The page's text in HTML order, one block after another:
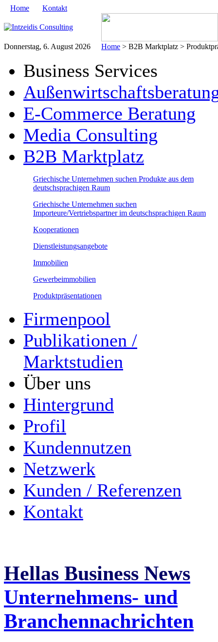
Home Kontakt
Donnerstag, 6. August 2026 Home > B2B Marktplatz >
Business Services
E-Commerce Beratung
Media Consulting
B2B Marktplatz
Griechische Unternehmen suchen Produkte aus dem
deutschsprachigen Raum
Griechische Unternehmen suchen
Importeure/Vertriebspartner im deutschsprachigen Raum
Kooperationen
Dienstleistungsangebote
Immobilien
Gewerbeimmobilien
Produktpräsentationen
Firmenpool
Publikationen /
Marktstudien
Über uns
Hintergrund
Profil
Kundennutzen
Netzwerk
Kunden / Referenzen
Kontakt
Hellas Business News
Unternehmens- und
Branchennachrichten